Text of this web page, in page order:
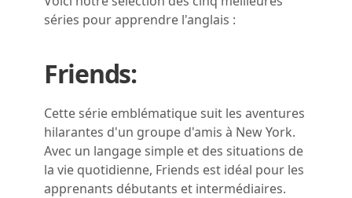
séries pour apprendre l'anglais :
Friends:
Cette série emblématique suit les aventures
hilarantes d'un groupe d'amis à New York.
Avec un langage simple et des situations de
la vie quotidienne, Friends est idéal pour les
apprenants débutants et intermédiaires.